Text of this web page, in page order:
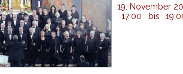
19. November
17:00
bis